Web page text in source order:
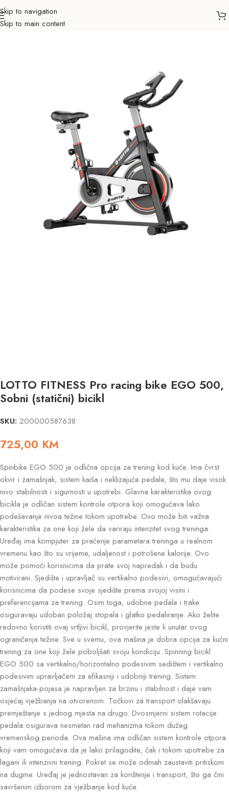
Skip to navigation
Skip to main content
Početna Sportovi
LOTTO FITNESS Pro racing bike EGO 500,
Sobni (statični) bicikl
SKU: 200000587638
725,00 KM
Spinbike EGO 500 je odlična opcija za trening kod kuće. Ima čvrst
okvir i zamašnjak, sistem kaiša i neklizajuće pedale, što mu daje visok
nivo stabilnosti i sigurnosti u upotrebi. Glavna karakteristika ovog
bicikla je odličan sistem kontrole otpora koji omogućava lako
podešavanje nivoa težine tokom upotrebe. Ovo može biti važna
karakteristika za one koji žele da variraju intenzitet svog treninga.
Uređaj ima kompjuter za praćenje parametara treninga u realnom
vremenu kao što su vrijeme, udaljenost i potrošene kalorije. Ovo
može pomoći korisnicima da prate svoj napredak i da budu
motivirani. Sjedište i upravljač su vertikalno podesivi, omogućavajući
korisnicima da podese svoje sjedište prema svojoj visini i
preferencijama za trening. Osim toga, udobne pedale i trake
osiguravaju udoban položaj stopala i glatko pedaliranje. Ako želite
redovno koristiti ovaj vrtljivi bicikl, provjerite jeste li unutar ovog
ograničenja težine. Sve u svemu, ova mašina je dobra opcija za kućni
trening za one koji žele poboljšati svoju kondiciju. Spinning bicikl
EGO 500 sa vertikalno/horizontalno podesivim sedištem i vertikalno
podesivim upravljačem za efikasniji i udobniji trening. Sistem
zamašnjaka-pojasa je napravljen za brzinu i stabilnost i daje vam
osjećaj vježbanja na otvorenom. Točkovi za transport olakšavaju
premještanje s jednog mjesta na drugo. Dvosmjerni sistem rotacije
pedala osigurava nesmetan rad mehanizma tokom dužeg
vremenskog perioda. Ova mašina ima odličan sistem kontrole otpora
koji vam omogućava da je lako prilagodite, čak i tokom upotrebe za
lagani ili intenzivni trening. Pokret se može odmah zaustaviti pritiskom
na dugme. Uređaj je jednostavan za korištenje i transport, što ga čini
savršenim izborom za vježbanje kod kuće.